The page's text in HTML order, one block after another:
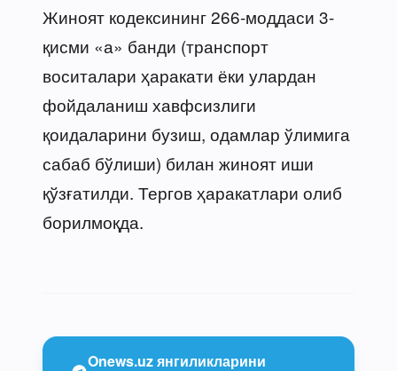
Жиноят кодексининг 266-моддаси 3-
қисми «а» банди (транспорт
воситалари ҳаракати ёки улардан
фойдаланиш хавфсизлиги
қоидаларини бузиш, одамлар ўлимига
сабаб бўлиши) билан жиноят иши
қўзғатилди. Тергов ҳаракатлари олиб
борилмоқда.
Onews.uz янгиликларини